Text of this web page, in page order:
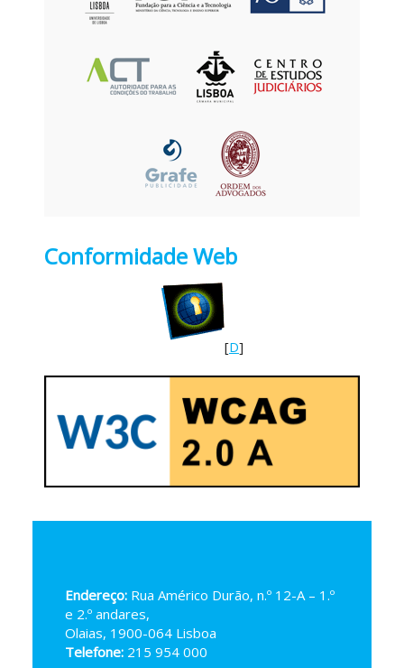
Conformidade Web
[D]
Endereço:Rua Américo Durão, n.º 12-A – 1.º
e 2.º andares,
Olaias, 1900-064 Lisboa
Telefone:215 954 000